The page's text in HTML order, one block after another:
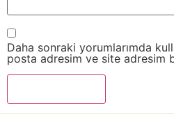
Daha sonraki yorumlarımda
posta adresim ve site adresim